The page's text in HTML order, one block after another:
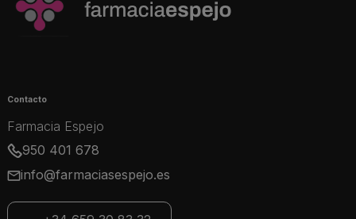
Contacto
Farmacia Espejo
950 401 678
info@farmaciasespejo.es